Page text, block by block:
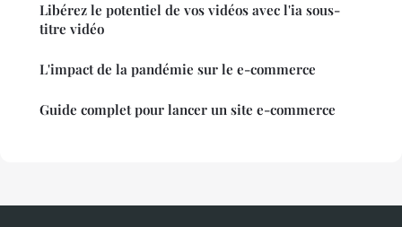
Libérez le potentiel de vos vidéos avec l'ia sous-
titre vidéo
L'impact de la pandémie sur le e-commerce
Guide complet pour lancer un site e-commerce